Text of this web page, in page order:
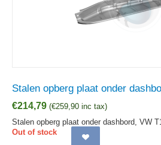
Stalen opberg plaat onder
€214,79 (€259,90 inc tax)
Stalen opberg plaat onder dashbord, VW
Out of stock